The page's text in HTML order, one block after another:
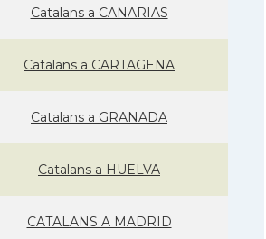
Catalans a CANARIAS
Catalans a CARTAGENA
Catalans a GRANADA
Catalans a HUELVA
CATALANS A MADRID